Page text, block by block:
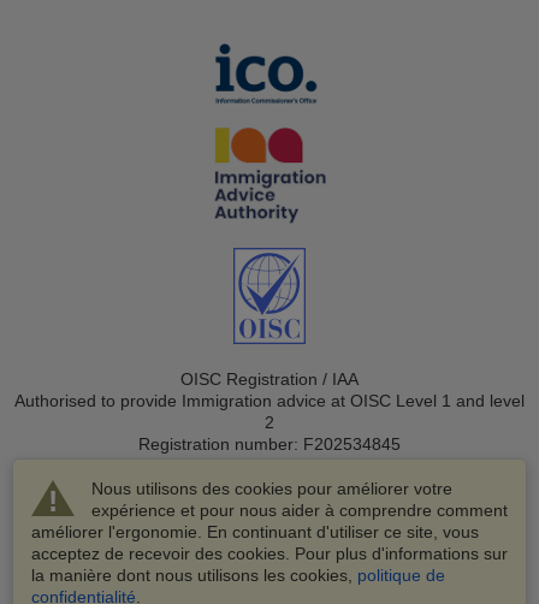
Nous utilisons des cookies pour améliorer votre
expérience et pour nous aider à comprendre comment
améliorer l'ergonomie. En continuant d'utiliser ce site, vous
acceptez de recevoir des cookies. Pour plus d'informations sur
la manière dont nous utilisons les cookies, politique de
confidentialité
OISC Registration / IAA
Authorised to provide Immigration advice at OISC Level 1 and level
2
Registration number: F202534845
© 2003-2026 VisaHQ.com, Inc. Tous droits réservés.